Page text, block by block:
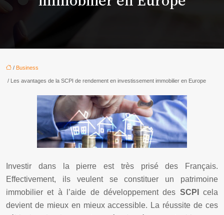
/ Business
/ Les avantages de la SCPI de rendement en investissement immobilier en Europe
Investir dans la pierre est très prisé des Français.
Effectivement, ils veulent se constituer un patrimoine
immobilier et à l’aide de développement des SCPI cela
devient de mieux en mieux accessible. La réussite de ces